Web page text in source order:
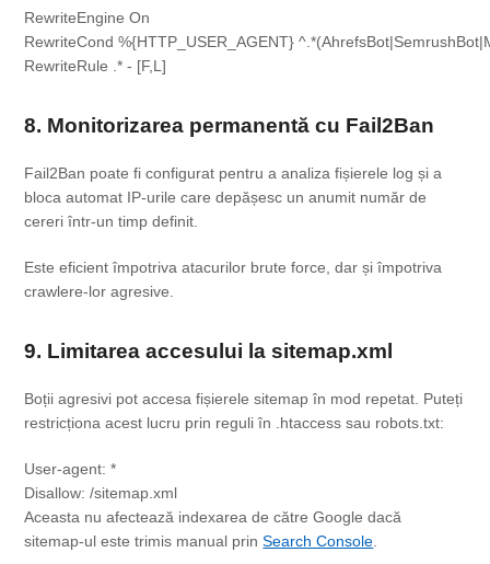
RewriteEngine On
RewriteCond %{HTTP_USER_AGENT}
8. Monitorizarea permanentă cu Fail2Ban
Fail2Ban poate fi configurat pentru a analiza fișierele log și a
bloca automat IP-urile care depășesc un anumit număr de
cereri într-un timp definit.
Este eficient împotriva atacurilor brute force, dar și împotriva
crawlere-lor agresive.
9. Limitarea accesului la sitemap.xml
Boții agresivi pot accesa fișierele sitemap în mod repetat. Puteți
restricționa acest lucru prin reguli în
.htaccess sau robots.txt:
User-agent: *
Aceasta nu afectează indexarea de către Google dacă
sitemap-ul este trimis manual prinSearch Console